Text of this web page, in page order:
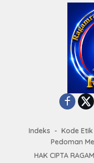
Indeks Kode Etik
Pedoman
HAK CIPTA